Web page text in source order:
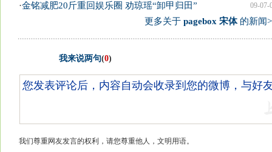
09-07-
·金铭减肥20斤重回娱乐圈 劝琼瑶“卸甲归田”
更多关于 pagebox 宋体的新闻
我来说两句(0)
我们尊重网友发言的权利，请您尊重他人，文明用语。